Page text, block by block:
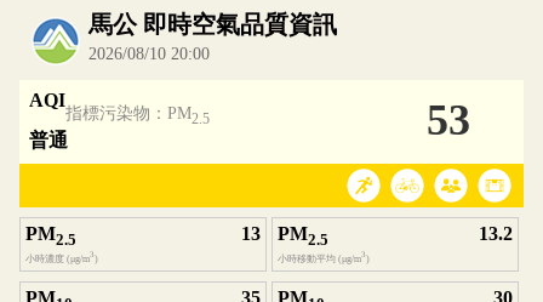
內嵌空氣品質小工具為視覺預覽，完整即時空